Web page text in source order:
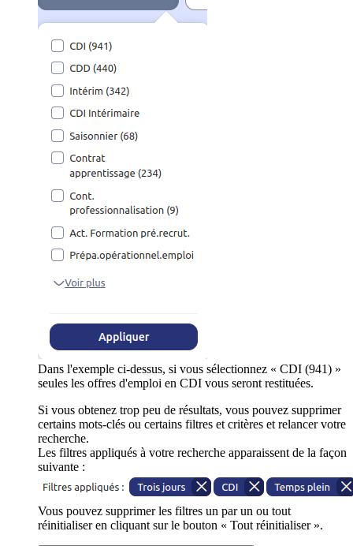
Dans l'exemple ci-dessus, si vous sélectionnez « CDI (941) »
seules les offres d'emploi en CDI vous seront restituées.
Si vous obtenez trop peu de résultats, vous pouvez supprimer
certains mots-clés ou certains filtres et critères et relancer votre
recherche.
Les filtres appliqués à votre recherche apparaissent de la façon
suivante :
Vous pouvez supprimer les filtres un par un ou tout
réinitialiser en cliquant sur le bouton « Tout réinitialiser ».